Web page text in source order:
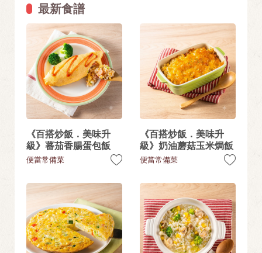
最新食譜
《百搭炒飯．美味升
級》蕃茄香腸蛋包飯
便當常備菜
《百搭炒飯．美味升
級》奶油蘑菇玉米焗飯
便當常備菜